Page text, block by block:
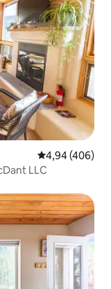
4,94 av 5 i
4,94 (406)
LLC